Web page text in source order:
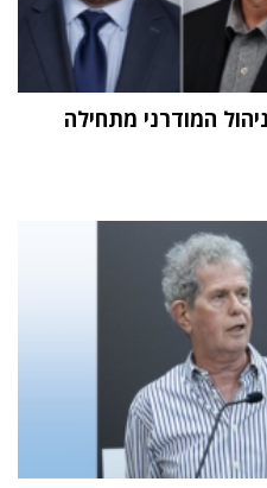
המודרני מתחילה